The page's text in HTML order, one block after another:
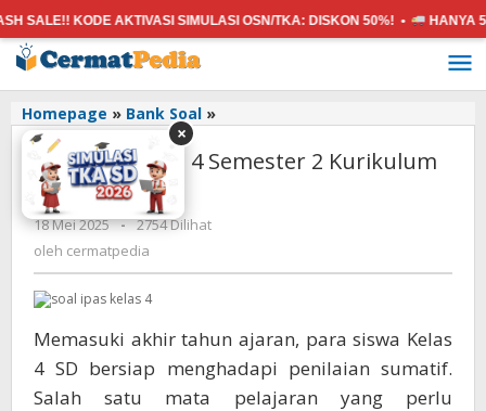
Lewati
ke
konten
KODE AKTIVASI SIMULASI OSN/TKA:DISKON 50%! • HANYA 5K
Homepage » Bank Soal »Soal
Kelas
Merdeka
Soal IPAS Kelas 4 Semester 2 Kurikulum
Merdeka
18 Mei 2025 oleh
cermatpedia
- 2754 Dilihat
oleh cermatpedia
Memasuki akhir tahun ajaran, para siswa Kelas
4 SD bersiap menghadapi penilaian sumatif.
Salah satu mata pelajaran yang perlu
×